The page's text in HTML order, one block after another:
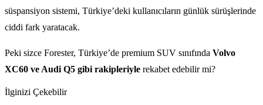
süspansiyon sistemi, Türkiye’deki kullanıcıların günlük sürüşlerinde
ciddi fark yaratacak.
Peki sizce Forester, Türkiye’de premium SUV sınıfında Volvo
XC60 ve Audi Q5 gibi rakipleriyle rekabet edebilir mi?
İlginizi Çekebilir